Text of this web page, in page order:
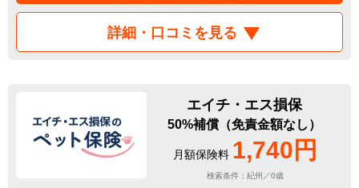
詳細・口コミを見る
エイチ・エス損保
50%補償（免責金額なし）
月額保険料 1,740円
検索条件：紀州／0歳